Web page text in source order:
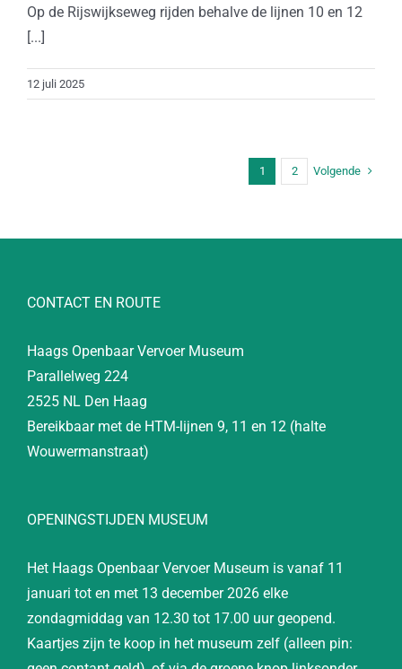
Op de Rijswijkseweg rijden behalve de lijnen 10 en 12
[...]
12 juli 2025
1 2 Volgende
CONTACT EN ROUTE
Haags Openbaar Vervoer Museum
Parallelweg 224
2525 NL Den Haag
Bereikbaar met de HTM-lijnen 9, 11 en 12 (halte
Wouwermanstraat)
OPENINGSTIJDEN MUSEUM
Het Haags Openbaar Vervoer Museum is vanaf 11
januari tot en met 13 december 2026 elke
zondagmiddag van 12.30 tot 17.00 uur geopend.
Kaartjes zijn te koop in het museum zelf (alleen pin: